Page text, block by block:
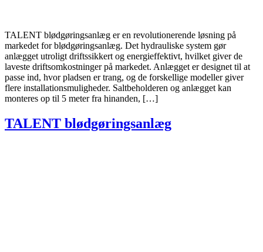
TALENT blødgøringsanlæg er en revolutionerende løsning på
markedet for blødgøringsanlæg. Det hydrauliske system gør
anlægget utroligt driftssikkert og energieffektivt, hvilket giver de
laveste driftsomkostninger på markedet. Anlægget er designet til at
passe ind, hvor pladsen er trang, og de forskellige modeller giver
flere installationsmuligheder. Saltbeholderen og anlægget kan
monteres op til 5 meter fra hinanden, […]
TALENT blødgøringsanlæg